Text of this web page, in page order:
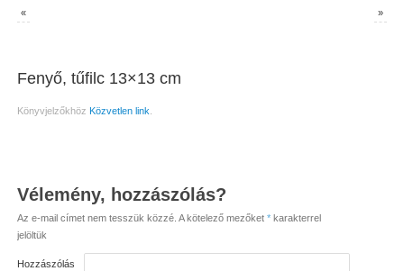
« »
Fenyő, tűfilc 13×13 cm
Könyvjelzőkhöz Közvetlen link
Vélemény, hozzászólás?
Az e-mail címet nem tesszük közzé. A kötelező mezőket *karakterrel
jelöltük
Hozzászólás